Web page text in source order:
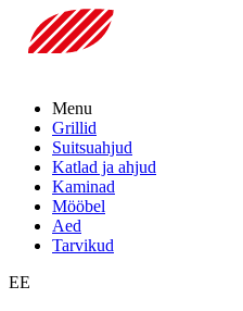
Menu
Grillid
Suitsuahjud
Katlad ja ahjud
Kaminad
Mööbel
Aed
Tarvikud
EE